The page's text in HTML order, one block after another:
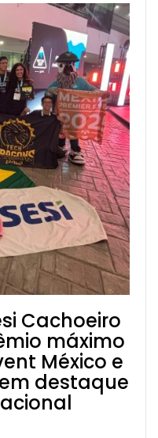
Cachoeiro
máximo
México e
destaque